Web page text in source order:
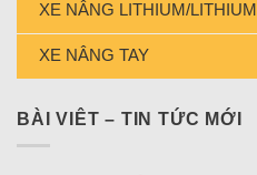
XE NÂNG LITHIUM/
XE NÂNG TAY
BÀI VIÊT – TIN TỨC MỚI